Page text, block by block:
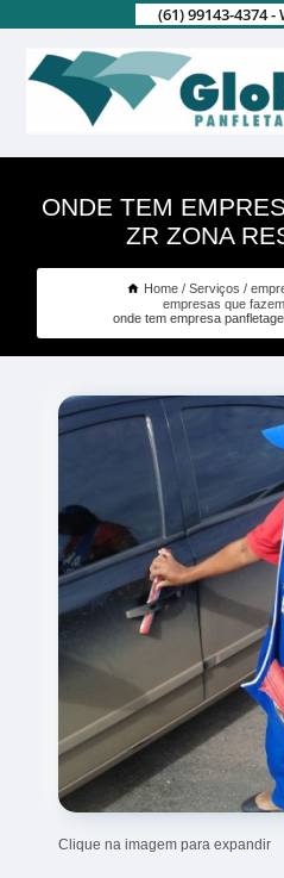
(61) 99143-4374
ONDE TEM
ZR ZONA
Home Serviços
empresas que
onde tem empresa
Clique na imagem para expandir